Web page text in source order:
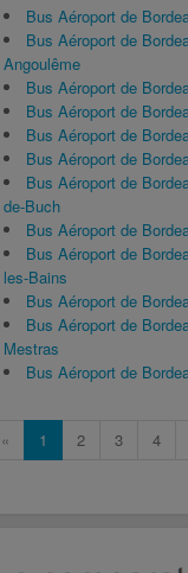
Bus Aéroport de
Bus Aéroport de
Angoulême
Bus Aéroport de
Bus Aéroport de
Bus Aéroport de
Bus Aéroport de
Bus Aéroport de
de-Buch
Bus Aéroport de
Bus Aéroport de
les-Bains
Bus Aéroport de
Bus Aéroport de
Mestras
Bus Aéroport de
« 1 2 3 4